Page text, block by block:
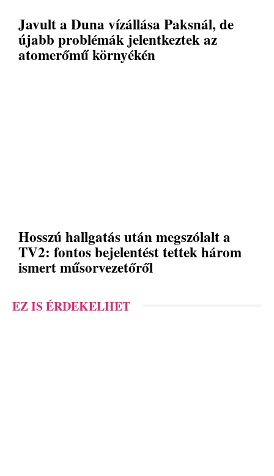
Javult a Duna vízállása Paksnál, de
újabb problémák jelentkeztek az
atomerőmű környékén
Hosszú hallgatás után megszólalt a
TV2: fontos bejelentést tettek három
ismert műsorvezetőről
EZ IS ÉRDEKELHET